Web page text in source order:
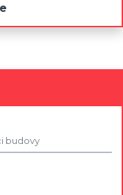
budovy